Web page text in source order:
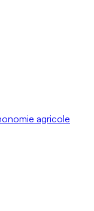
agricole